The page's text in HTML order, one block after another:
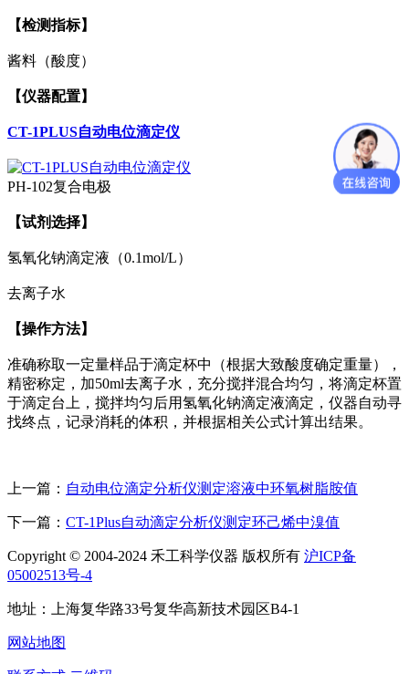
【检测指标】
酱料（酸度）
【仪器配置】
CT-1PLUS自动电位滴定仪
PH-102复合电极
【试剂选择】
氢氧化钠滴定液（0.1mol/L）
去离子水
【操作方法】
准确称取一定量样品于滴定杯中（根据大致酸度确定重量），
精密称定，加50ml去离子水，充分搅拌混合均匀，将滴定杯置
于滴定台上，搅拌均匀后用氢氧化钠滴定液滴定，仪器自动寻
找终点，记录消耗的体积，并根据相关公式计算出结果。
上一篇： 自动电位滴定分析仪测定溶液中环氧树脂胺值
下一篇： CT-1Plus自动滴定分析仪测定环己烯中溴值
Copyright © 2004-2024 禾工科学仪器 版权所有 沪ICP备
05002513号-4
地址：上海复华路33号复华高新技术园区B4-1
网站地图